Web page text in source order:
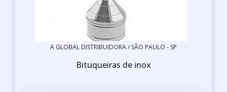
A GLOBAL DISTRIBUIDORA / SÃO PAULO - SP
Bituqueiras de inox